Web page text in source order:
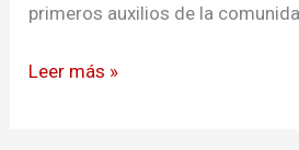
primeros auxilios de la
Leer más »